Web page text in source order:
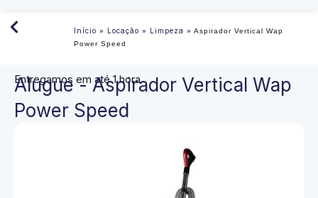
Início » Locação » Limpeza »Aspirador Vertical Wap
Power Speed
Entregamos em até 1 hora
Alugue - Aspirador Vertical Wap
Power Speed